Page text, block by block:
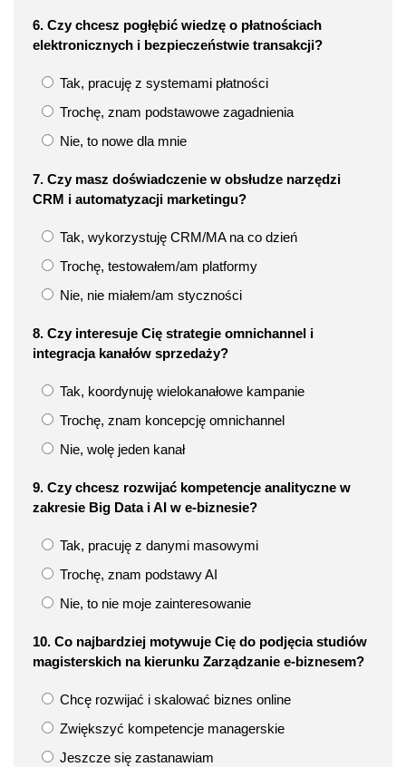
6. Czy chcesz pogłębić wiedzę o płatnościach
elektronicznych i bezpieczeństwie transakcji?
Tak, pracuję z systemami płatności
Trochę, znam podstawowe zagadnienia
Nie, to nowe dla mnie
7. Czy masz doświadczenie w obsłudze narzędzi
CRM i automatyzacji marketingu?
Tak, wykorzystuję CRM/MA na co dzień
Trochę, testowałem/am platformy
Nie, nie miałem/am styczności
8. Czy interesuje Cię strategie omnichannel i
integracja kanałów sprzedaży?
Tak, koordynuję wielokanałowe kampanie
Trochę, znam koncepcję omnichannel
Nie, wolę jeden kanał
9. Czy chcesz rozwijać kompetencje analityczne w
zakresie Big Data i AI w e-biznesie?
Tak, pracuję z danymi masowymi
Trochę, znam podstawy AI
Nie, to nie moje zainteresowanie
10. Co najbardziej motywuje Cię do podjęcia studiów
magisterskich na kierunku Zarządzanie e-biznesem?
Chcę rozwijać i skalować biznes online
Zwiększyć kompetencje managerskie
Jeszcze się zastanawiam